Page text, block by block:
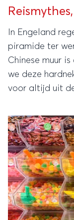
In Engeland
piramide ter
Chinese muur
we deze
voor altijd uit